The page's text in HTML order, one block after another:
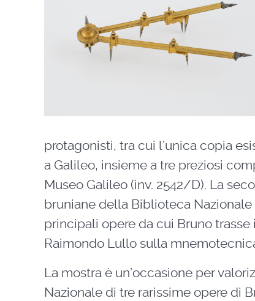
protagonisti, tra cui l’unica copia
a Galileo, insieme a tre preziosi
Museo Galileo (inv. 2542/D). La
bruniane della Biblioteca
principali opere da cui Bruno
Raimondo Lullo sulla
La mostra è un’occasione per
Nazionale di tre rarissime opere di